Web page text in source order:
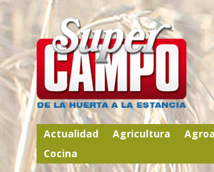
Actualidad Agricultura
Cocina